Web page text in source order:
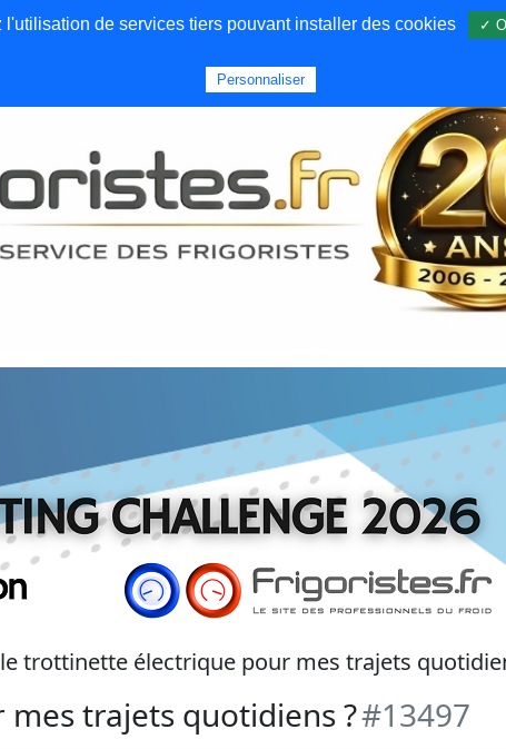
Emploi Qui sommes nous
trottinette électrique pour mes trajets
trajets quotidiens ?#13497
de services tiers pouvant installer des cookies ✓
Personnaliser